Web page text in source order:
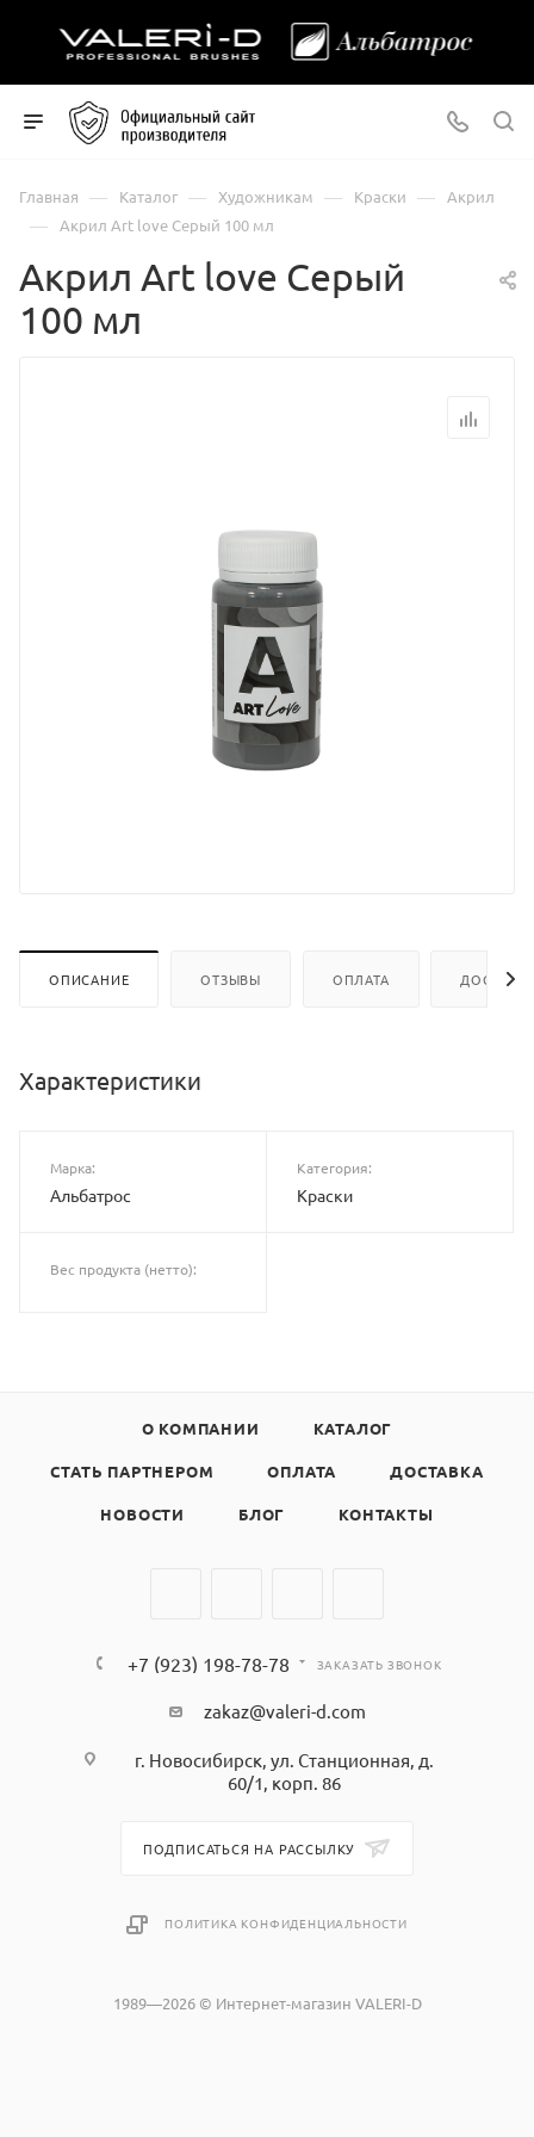
Главная — Каталог — Художникам — Краски — Акрил
— Акрил Art love Серый 100 мл
Акрил Art love Серый
100 мл
ОПИСАНИЕ ОТЗЫВЫ ОПЛАТА
Характеристики
Марка:
Альбатрос
Категория:
Краски
Вес продукта (нетто):
О КОМПАНИИ КАТАЛОГ
СТАТЬ ПАРТНЕРОМ ОПЛАТА ДОСТАВКА
НОВОСТИ БЛОГ КОНТАКТЫ
+7 (923) 198-78-78 ЗАКАЗАТЬ ЗВОНОК
zakaz@valeri-d.com
г. Новосибирск, ул. Станционная, д.
60/1, корп. 86
ПОДПИСАТЬСЯ НА РАССЫЛКУ
ПОЛИТИКА КОНФИДЕНЦИАЛЬНОСТИ
1989—2026 © Интернет-магазин VALERI-D